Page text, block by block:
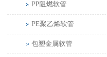
PP阻燃软管
PE聚乙烯软管
包塑金属软管